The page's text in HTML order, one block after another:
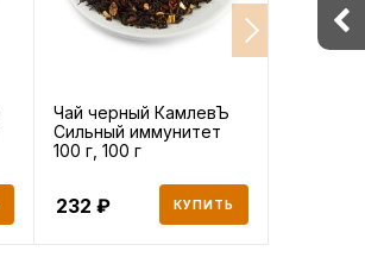
Чай черный КамлевЪ
Сильный иммунитет
100 г, 100 г
232 КУПИТЬ